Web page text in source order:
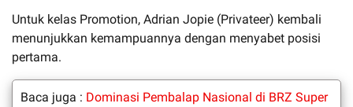
Untuk kelas Promotion, Adrian Jopie (Privateer) kembali
menunjukkan kemampuannya dengan menyabet posisi
pertama.
Baca juga : Dominasi Pembalap Nasional di BRZ Super